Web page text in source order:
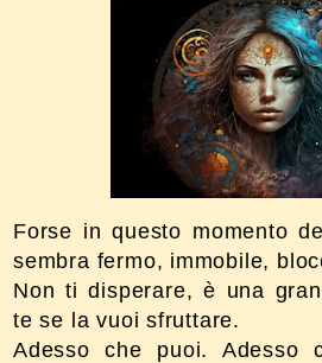
Forse in questo momento
sembra fermo, immobile,
Non ti disperare, è una
te se la vuoi sfruttare.
Adesso che puoi. Adesso